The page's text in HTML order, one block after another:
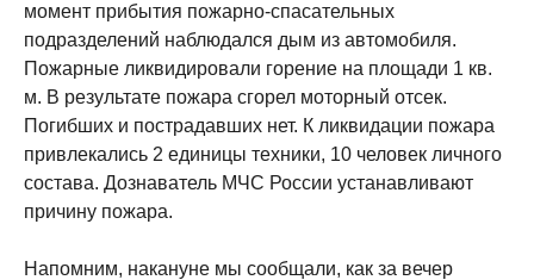
момент прибытия пожарно-спасательных
подразделений наблюдался дым из автомобиля.
Пожарные ликвидировали горение на площади 1 кв.
м. В результате пожара сгорел моторный отсек.
Погибших и пострадавших нет. К ликвидации пожара
привлекались 2 единицы техники, 10 человек личного
состава. Дознаватель МЧС России устанавливают
причину пожара.
Напомним, накануне мы сообщали, как за вечер